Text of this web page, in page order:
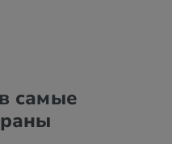
самые